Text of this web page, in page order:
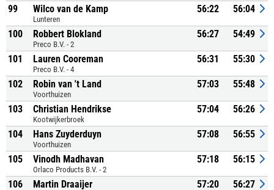
99 Wilco van de Kamp
Lunteren
56:22 56:04
100 Robbert Blokland
Preco B.V. - 2
56:27 54:49
101 Lauren Cooreman
Preco B.V. - 4
56:31 55:30
102 Robin van 't Land
Voorthuizen
57:03 55:48
103 Christian Hendrikse
Kootwijkerbroek
57:04 56:26
104 Hans Zuyderduyn
Voorthuizen
57:08 56:55
105 Vinodh Madhavan
Orlaco Products B.V. - 2
57:18 56:15
106 Martin Draaijer 57:20 56:27